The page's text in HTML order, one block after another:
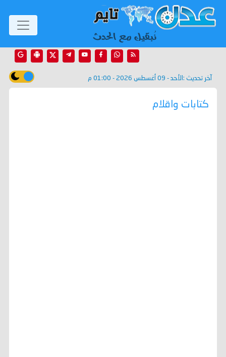
آخر تحديث : الأحد - 09 أغسطس 2026 - 01:00 م
كتابات واقلام